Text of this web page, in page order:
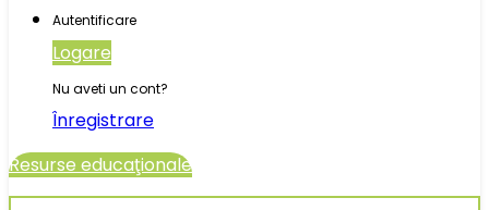
Autentificare
Logare
Nu aveti un cont?
Înregistrare
Resurse educaţionale